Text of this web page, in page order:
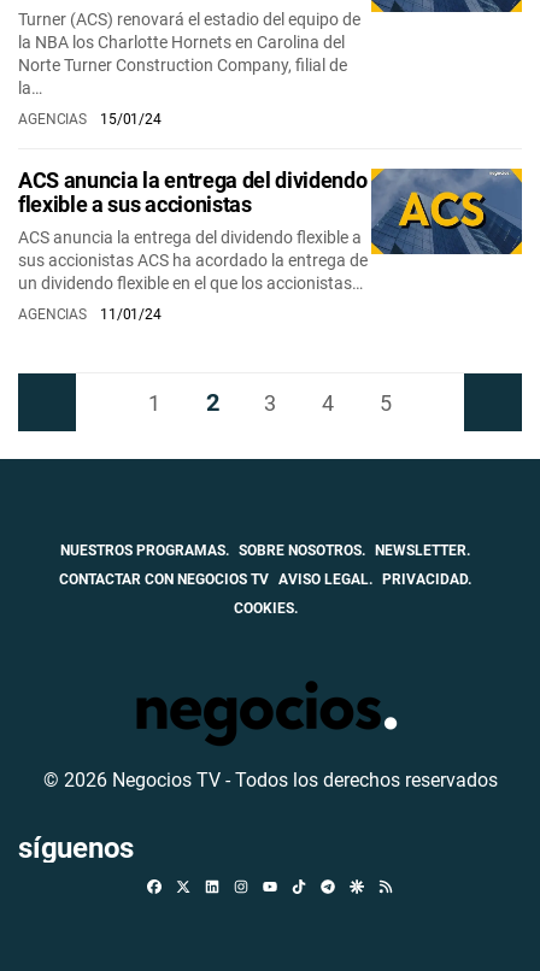
Turner (ACS) renovará el estadio del equipo de
la NBA los Charlotte Hornets en Carolina del
Norte Turner Construction Company, filial de
la…
AGENCIAS 15/01/24
ACS anuncia la entrega del dividendo
flexible a sus accionistas
ACS anuncia la entrega del dividendo flexible a
sus accionistas ACS ha acordado la entrega de
un dividendo flexible en el que los accionistas…
AGENCIAS 11/01/24
1 2 3 4 5
NUESTROS PROGRAMAS. SOBRE NOSOTROS.
NEWSLETTER.
CONTACTAR CON NEGOCIOS TV AVISO LEGAL.
PRIVACIDAD.
COOKIES.
© 2026 Negocios TV - Todos los derechos reservados
síguenos
FacebookLinkedinInstagramTikTokTelegramGoogle Discover